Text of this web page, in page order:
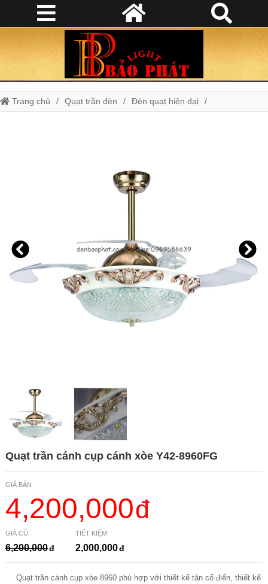
Trang chủ Quạt trần đèn Đèn quạt hiện đại
Quạt trần cánh cụp cánh xòe Y42-8960FG
GIÁ BÁN
4,200,000
GIÁ CŨ
6,200,000
TIẾT KIỆM
2,000,000
Quạt trần cánh cụp xòe 8960 phù hợp với thiết kế tân cổ điển, thiết kế